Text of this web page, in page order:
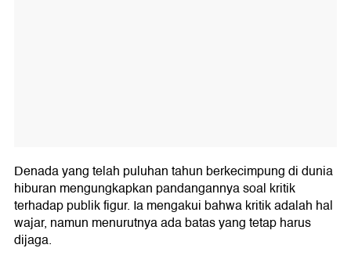
Denada yang telah puluhan tahun berkecimpung di dunia
hiburan mengungkapkan pandangannya soal kritik
terhadap publik figur. Ia mengakui bahwa kritik adalah hal
wajar, namun menurutnya ada batas yang tetap harus
dijaga.